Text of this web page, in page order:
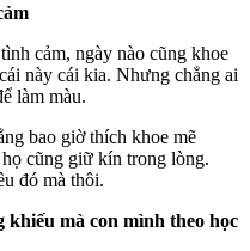
cảm, ngày nào cũng khoe
này cái kia. Nhưng chẳng ai
làm màu.
bao giờ thích khoe mẽ
cũng giữ kín trong lòng.
đó mà thôi.
mà con mình theo học